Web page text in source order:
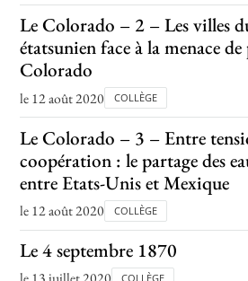
Le Colorado – 2 – Les villes
étatsunien face à la menace
Colorado
le 12 août 2020 COLLÈGE
Le Colorado – 3 – Entre
coopération : le partage des
entre Etats-Unis et Mexique
le 12 août 2020 COLLÈGE
Le 4 septembre 1870
COLLÈGE